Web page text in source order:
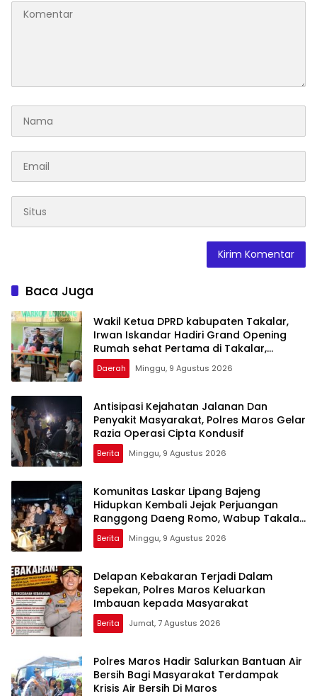
Baca Juga
Wakil Ketua DPRD kabupaten Takalar,
Irwan Iskandar Hadiri Grand Opening
Rumah sehat Pertama di Takalar,
Melayani Terapis Gratis untuk Pasien
Dhuafa dan umum.
Daerah Minggu, 9 Agustus 2026
Antisipasi Kejahatan Jalanan Dan
Penyakit Masyarakat, Polres Maros Gelar
Razia Operasi Cipta Kondusif
Berita Minggu, 9 Agustus 2026
Komunitas Laskar Lipang Bajeng
Hidupkan Kembali Jejak Perjuangan
Ranggong Daeng Romo, Wabup Takalar:
Apresiasi Bahwa Sejarah Adalah
Warisan yang Tak Ternilai”.
Berita Minggu, 9 Agustus 2026
Delapan Kebakaran Terjadi Dalam
Sepekan, Polres Maros Keluarkan
Imbauan kepada Masyarakat
Berita Jumat, 7 Agustus 2026
Polres Maros Hadir Salurkan Bantuan Air
Bersih Bagi Masyarakat Terdampak
Krisis Air Bersih Di Maros